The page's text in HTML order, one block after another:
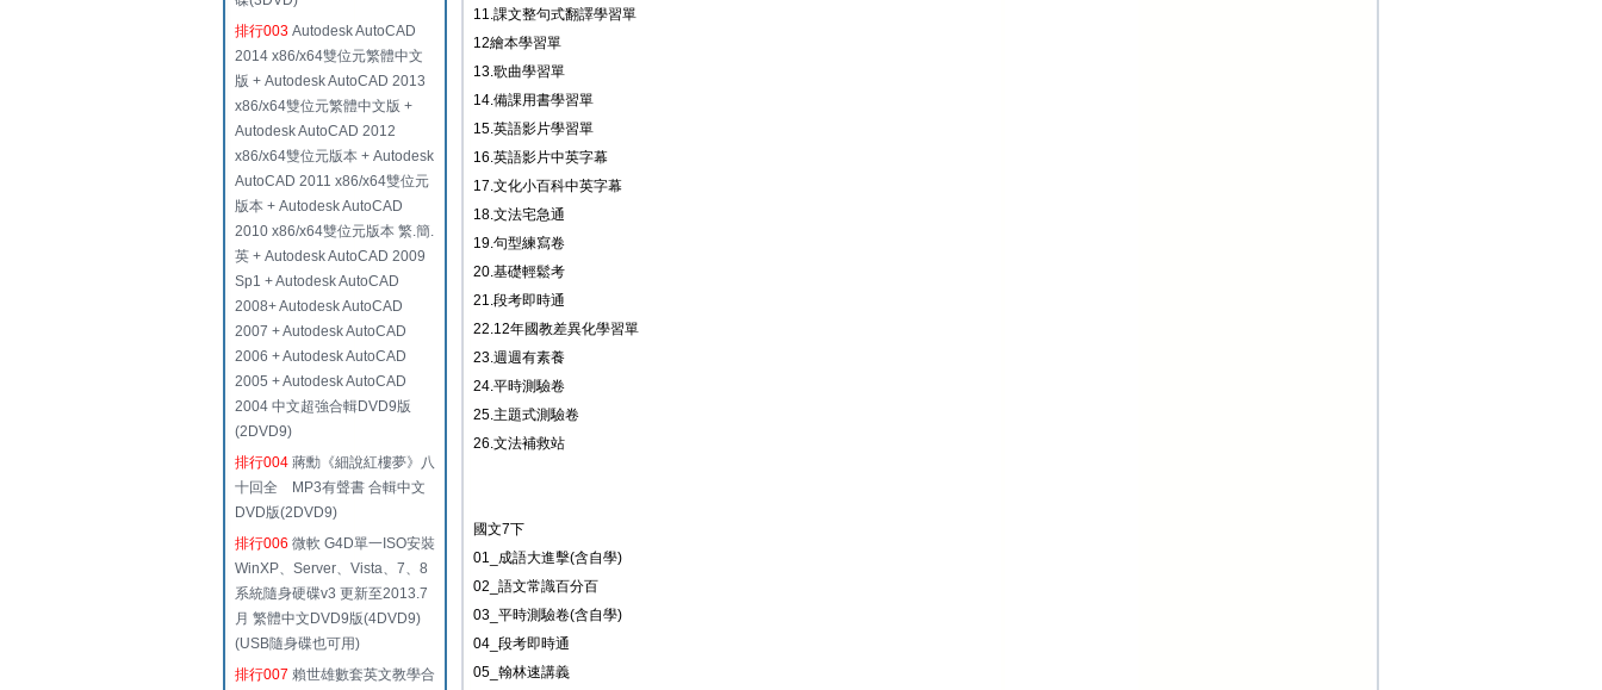
排行003 Autodesk AutoCAD
2014 x86/x64雙位元繁體中文
版 + Autodesk AutoCAD 2013
x86/x64雙位元繁體中文版 +
Autodesk AutoCAD 2012
x86/x64雙位元版本 + Autodesk
AutoCAD 2011 x86/x64雙位元
版本 + Autodesk AutoCAD
2010 x86/x64雙位元版本 繁.簡.
英 + Autodesk AutoCAD 2009
Sp1 + Autodesk AutoCAD
2008+ Autodesk AutoCAD
2007 + Autodesk AutoCAD
2006 + Autodesk AutoCAD
2005 + Autodesk AutoCAD
2004 中文超強合輯DVD9版
(2DVD9)
排行004 蔣勳《細說紅樓夢》八
十回全 MP3有聲書 合輯中文
DVD版(2DVD9)
排行006 微軟 G4D單一ISO安裝
WinXP、Server、Vista、7、8
系統隨身硬碟v3 更新至2013.7
月 繁體中文DVD9版(4DVD9)
(USB隨身碟也可用)
排行007 賴世雄數套英文教學合
11.課文整句式翻譯學習單
12繪本學習單
13.歌曲學習單
14.備課用書學習單
15.英語影片學習單
16.英語影片中英字幕
17.文化小百科中英字幕
18.文法宅急通
19.句型練寫卷
20.基礎輕鬆考
21.段考即時通
22.12年國教差異化學習單
23.週週有素養
24.平時測驗卷
25.主題式測驗卷
26.文法補救站
國文7下
01_成語大進擊(含自學)
02_語文常識百分百
03_平時測驗卷(含自學)
04_段考即時通
05_翰林速講義